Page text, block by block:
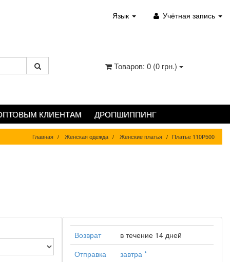
Язык Учётная запись
Товаров: 0 (0 грн.)
КЛИЕНТАМ ДРОПШИППИНГ
Главная Женская одежда Женские платья Платье 110P500
Возврат
в течение 14 дней
Отправка
завтра*